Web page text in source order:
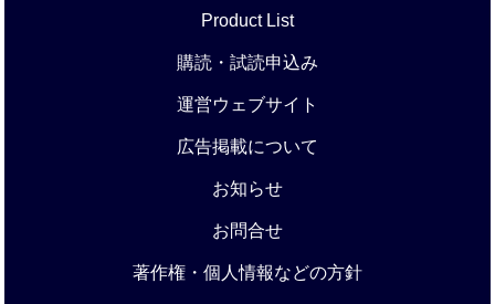
Product List
購読・試読申込み
運営ウェブサイト
広告掲載について
お知らせ
お問合せ
著作権・個人情報などの方針